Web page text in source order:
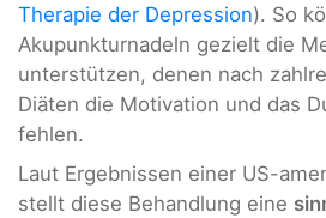
Therapie der Depression). So
Akupunkturnadeln gezielt die
unterstützen, denen nach
Diäten die Motivation und das
fehlen.
Laut Ergebnissen einer US-
stellt diese Behandlung eine